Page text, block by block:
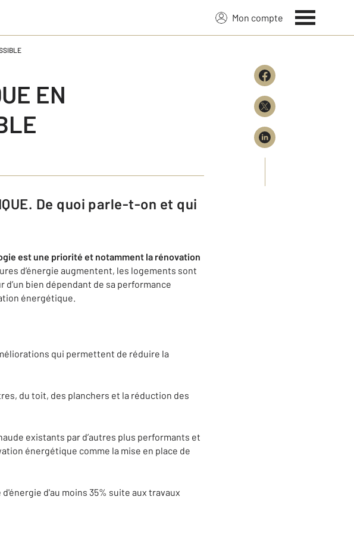
Mon compte
EN
est une priorité et notamment la rénovation
d’énergie augmentent, les logements sont
bien dépendant de sa performance
énergétique.
qui permettent de réduire la
du toit, des planchers et la réduction des
existants par d’autres plus performants et
énergétique comme la mise en place de
d'au moins 35% suite aux travaux